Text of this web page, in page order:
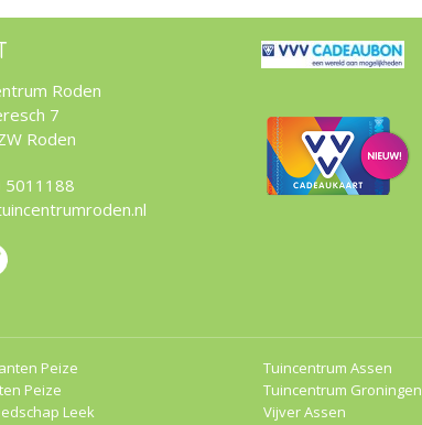
Roden
7
Roden
5011188
Peize
Peize
Leek
Tuincentrum Assen
Tuincentrum Groningen
Vijver Assen